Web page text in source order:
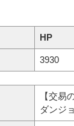
HP
3930
【交易
ダンジ